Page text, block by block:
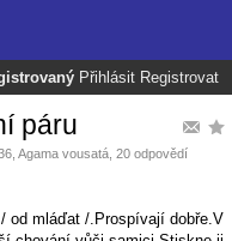
Přihlásit Registrovat
páru
Agama vousatá , 20 odpovědí
od mláďat /.Prospívají dobře.V